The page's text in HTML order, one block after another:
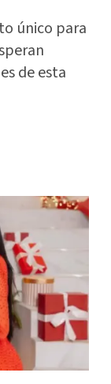
único para
de esta